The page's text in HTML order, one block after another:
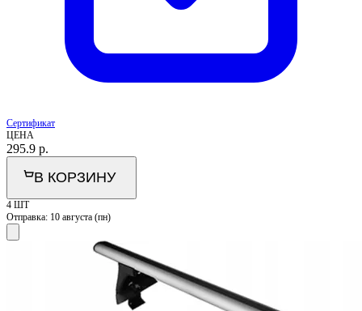
Сертификат
ЦЕНА
295.9 р.
В КОРЗИНУ
4 ШТ
Отправка: 10 августа (пн)